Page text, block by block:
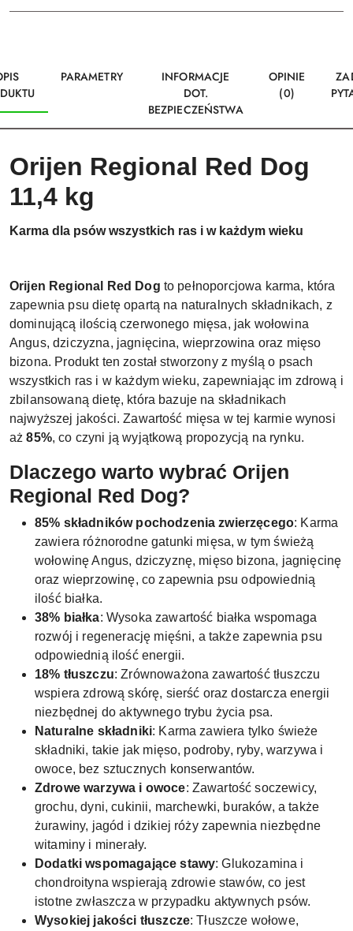
PARAMETRY
INFORMACJE
DOT.
BEZPIECZEŃSTWA
OPINIE
(0)
Orijen Regional Red Dog
11,4 kg
Karma dla psów wszystkich ras i w każdym wieku
Orijen Regional Red Dog to pełnoporcjowa karma, która
zapewnia psu dietę opartą na naturalnych składnikach, z
dominującą ilością czerwonego mięsa, jak wołowina
Angus, dziczyzna, jagnięcina, wieprzowina oraz mięso
bizona. Produkt ten został stworzony z myślą o psach
wszystkich ras i w każdym wieku, zapewniając im zdrową i
zbilansowaną dietę, która bazuje na składnikach
najwyższej jakości. Zawartość mięsa w tej karmie wynosi
aż85%, co czyni ją wyjątkową propozycją na rynku.
Dlaczego warto wybrać Orijen
Regional Red Dog?
85% składników pochodzenia zwierzęcego: Karma
zawiera różnorodne gatunki mięsa, w tym świeżą
wołowinę Angus, dziczyznę, mięso bizona, jagnięcinę
oraz wieprzowinę, co zapewnia psu odpowiednią
ilość białka.
38% białka: Wysoka zawartość białka wspomaga
rozwój i regenerację mięśni, a także zapewnia psu
odpowiednią ilość energii.
18% tłuszczu: Zrównoważona zawartość tłuszczu
wspiera zdrową skórę, sierść oraz dostarcza energii
niezbędnej do aktywnego trybu życia psa.
Naturalne składniki: Karma zawiera tylko świeże
składniki, takie jak mięso, podroby, ryby, warzywa i
owoce, bez sztucznych konserwantów.
Zdrowe warzywa i owoce: Zawartość soczewicy,
grochu, dyni, cukinii, marchewki, buraków, a także
żurawiny, jagód i dzikiej róży zapewnia niezbędne
witaminy i minerały.
Dodatki wspomagające stawy: Glukozamina i
chondroityna wspierają zdrowie stawów, co jest
istotne zwłaszcza w przypadku aktywnych psów.
Wysokiej jakości tłuszcze: Tłuszcze wołowe,